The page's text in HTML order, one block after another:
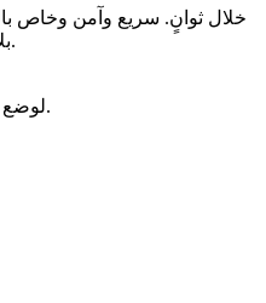
بلا تسجيل، بلا رسوم، بلا قيود مخفية.
اضغط على Ctrl+D لوضع إشارة مرجعية.